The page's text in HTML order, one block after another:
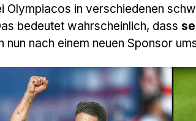
Olympiacos in verschiedenen
bedeutet wahrscheinlich, dass
nun nach einem neuen Sponsor